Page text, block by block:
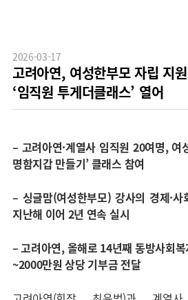
고려아연, 여성한부모 자립 지
‘임직원 투게더클래스’ 열어
2026-03-17
– 고려아연·계열사 임직원 20여명, 여
명함지갑 만들기’ 클래스 참여
– 싱글맘(여성한부모) 강사의 경제·
지난해 이어 2년 연속 실시
–고려아연, 올해로 14년째 동방사회
~2000만원 상당 기부금 전달